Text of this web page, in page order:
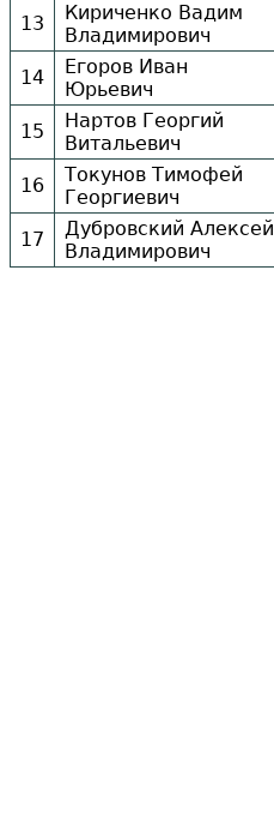
13
Кириченко Вадим
Владимирович
14
Егоров Иван
Юрьевич
15
Нартов Георгий
Витальевич
16
Токунов Тимофей
Георгиевич
17
Дубровский Алексей
Владимирович